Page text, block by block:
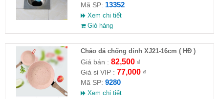
Mã SP: 13352
Xem chi tiết
Giỏ hàng
Chảo đá chống dính XJ21-16cm ( HĐ )
Giá bán : 82,500₫
Giá sỉ VIP : 77,000₫
Mã SP: 9280
Xem chi tiết